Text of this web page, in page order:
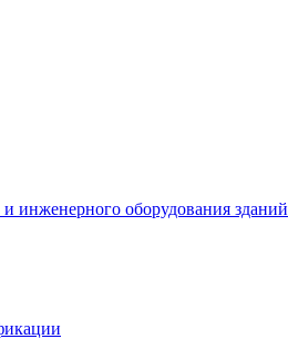
инженерного оборудования зданий